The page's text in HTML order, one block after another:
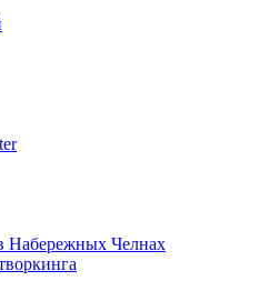
Набережных Челнах